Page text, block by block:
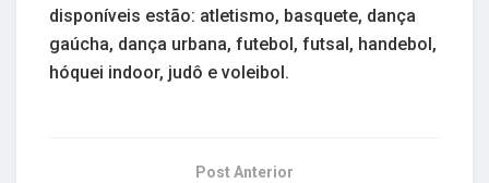
disponíveis estão: atletismo, basquete, dança
gaúcha, dança urbana, futebol, futsal, handebol,
hóquei indoor, judô e voleibol.
Post Anterior